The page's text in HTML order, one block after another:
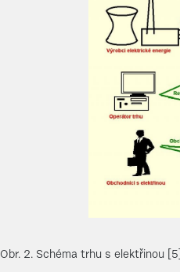
Obr. 2. Schéma trhu s elektřinou [5]